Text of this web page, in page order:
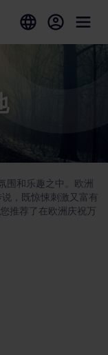
围和乐趣之中。欧洲
，既惊悚刺激又富有
推荐了在欧洲庆祝万